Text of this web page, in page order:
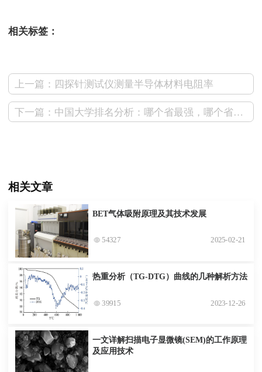
相关标签：
上一篇：四探针测试仪测量半导体材料电阻率
下一篇：中国大学排名分析：哪个省最强，哪个省发展最快？
相关文章
BET气体吸附原理及其技术发展
54327 2025-02-21
热重分析（TG-DTG）曲线的几种解析方法
39915 2023-12-26
一文详解扫描电子显微镜(SEM)的工作原理
及应用技术